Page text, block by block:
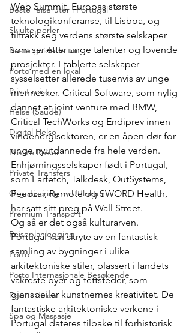
Beste reiseruter i Portugal
Skjulte perler
Beste guidede tur
Porto med en lokal
Privat reise
Helse (Saúde)
Digital Helse
Private Reiser
Private Transfers
Organisering av Utflukter
Premium Transport
Reiseplanlegging
Porto
Porto Internasjonale Besøkende
Douro-dalen
Spa og Massasje
Web Summit, Europas største
teknologikonferanse, til Lisboa, og
tiltrakk seg verdens største selskaper
som ser etter unge talenter og lovende
prosjekter. Etablerte selskaper
sysselsetter allerede tusenvis av unge
mennesker. Critical Software, som nylig
dannet et joint venture med BMW,
Critical TechWorks og Endiprev innen
vindenergisektoren, er en åpen dør for
unge nyutdannede fra hele verden.
Enhjørningsselskaper født i Portugal,
som Farfetch, Talkdesk, OutSystems,
Feedzai, Remote og SWORD Health,
har satt sitt preg på Wall Street.
Og så er det også kulturarven.
Portugal kan skryte av en fantastisk
samling av bygninger i ulike
arkitektoniske stiler, plassert i landets
vakreste byer og tettsteder, som
gjenspeiler kunstnernes kreativitet. De
fantastiske arkitektoniske verkene i
Portugal dateres tilbake til forhistorisk